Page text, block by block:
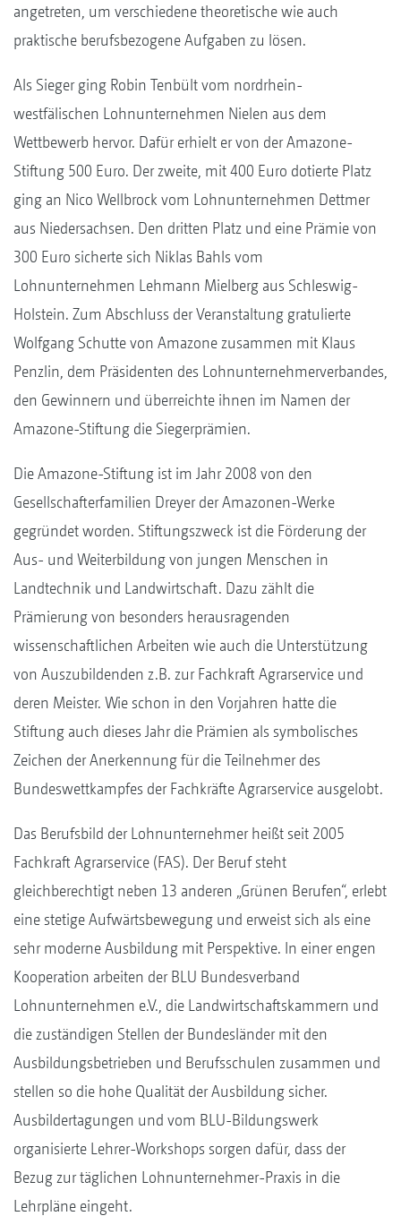
angetreten, um verschiedene theoretische wie auch
praktische berufsbezogene Aufgaben zu lösen.
Als Sieger ging Robin Tenbült vom nordrhein-
westfälischen Lohnunternehmen Nielen aus dem
Wettbewerb hervor. Dafür erhielt er von der Amazone-
Stiftung 500 Euro. Der zweite, mit 400 Euro dotierte Platz
ging an Nico Wellbrock vom Lohnunternehmen Dettmer
aus Niedersachsen. Den dritten Platz und eine Prämie von
300 Euro sicherte sich Niklas Bahls vom
Lohnunternehmen Lehmann Mielberg aus Schleswig-
Holstein. Zum Abschluss der Veranstaltung gratulierte
Wolfgang Schutte von Amazone zusammen mit Klaus
Penzlin, dem Präsidenten des Lohnunternehmerverbandes,
den Gewinnern und überreichte ihnen im Namen der
Amazone-Stiftung die Siegerprämien.
Die Amazone-Stiftung ist im Jahr 2008 von den
Gesellschafterfamilien Dreyer der Amazonen-Werke
gegründet worden. Stiftungszweck ist die Förderung der
Aus- und Weiterbildung von jungen Menschen in
Landtechnik und Landwirtschaft. Dazu zählt die
Prämierung von besonders herausragenden
wissenschaftlichen Arbeiten wie auch die Unterstützung
von Auszubildenden z.B. zur Fachkraft Agrarservice und
deren Meister. Wie schon in den Vorjahren hatte die
Stiftung auch dieses Jahr die Prämien als symbolisches
Zeichen der Anerkennung für die Teilnehmer des
Bundeswettkampfes der Fachkräfte Agrarservice ausgelobt.
Das Berufsbild der Lohnunternehmer heißt seit 2005
Fachkraft Agrarservice (FAS). Der Beruf steht
gleichberechtigt neben 13 anderen „Grünen Berufen“, erlebt
eine stetige Aufwärtsbewegung und erweist sich als eine
sehr moderne Ausbildung mit Perspektive. In einer engen
Kooperation arbeiten der BLU Bundesverband
Lohnunternehmen e.V., die Landwirtschaftskammern und
die zuständigen Stellen der Bundesländer mit den
Ausbildungsbetrieben und Berufsschulen zusammen und
stellen so die hohe Qualität der Ausbildung sicher.
Ausbildertagungen und vom BLU-Bildungswerk
organisierte Lehrer-Workshops sorgen dafür, dass der
Bezug zur täglichen Lohnunternehmer-Praxis in die
Lehrpläne eingeht.